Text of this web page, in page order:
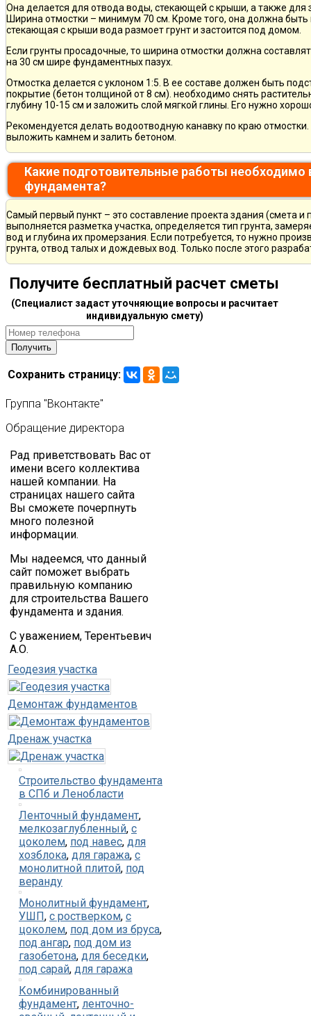
Она делается для отвода воды, стекающей с крыши, а также для
Ширина отмостки – минимум 70 см. Кроме того, она должна быть
стекающая с крыши вода размоет грунт и застоится под домом.
Если грунты просадочные, то ширина отмостки должна
на 30 см шире фундаментных пазух.
Отмостка делается с уклоном 1:5. В ее составе должен быть
покрытие (бетон толщиной от 8 см). необходимо снять
глубину 10-15 см и заложить слой мягкой глины. Его нужно
Рекомендуется делать водоотводную канавку по краю
выложить камнем и залить бетоном.
Какие подготовительные работы необходимо
фундамента?
Самый первый пункт – это составление проекта здания (смета
выполняется разметка участка, определяется тип грунта,
вод и глубина их промерзания. Если потребуется, то нужно
грунта, отвод талых и дождевых вод. Только после этого
Получите бесплатный расчет сметы
(Специалист задаст уточняющие вопросы и расчитает
индивидуальную смету)
Сохранить страницу:
Группа "Вконтакте"
Обращение директора
Рад приветствовать Вас от
имени всего коллектива
нашей компании. На
страницах нашего сайта
Вы сможете почерпнуть
много полезной
информации.
Мы надеемся, что данный
сайт поможет выбрать
правильную компанию
для строительства Вашего
фундамента и здания.
С уважением, Терентьевич
А.О.
Геодезия участка
Демонтаж фундаментов
Дренаж участка
Строительство фундамента
в СПб и Ленобласти
Ленточный фундамент,
мелкозаглубленный, с
цоколем, под навес, для
хозблока, для гаража, с
монолитной плитой, под
веранду
Монолитный фундамент,
УШП, с ростверком, с
цоколем, под дом из бруса,
под ангар, под дом из
газобетона, для беседки,
под сарай, для гаража
Комбинированный
фундамент, ленточно-